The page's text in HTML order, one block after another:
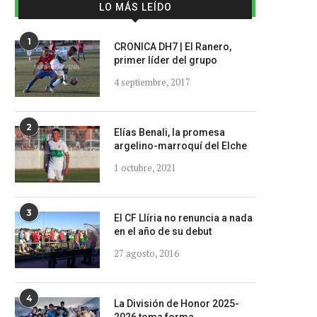
LO MÁS LEÍDO
1
CRONICA DH7 | El Ranero,
primer líder del grupo
4 septiembre, 2017
2
Elías Benali, la promesa
argelino-marroquí del Elche
1 octubre, 2021
3
El CF Llíria no renuncia a nada
en el año de su debut
27 agosto, 2016
4
La División de Honor 2025-